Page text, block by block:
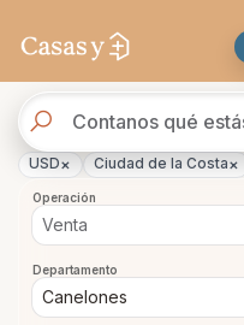
de
propiedades
USD× Ciudad de la Costa×
Operación
Departamento